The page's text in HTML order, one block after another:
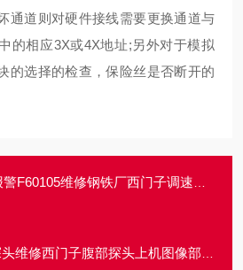
通道则对硬件接线需要更换通道与
的相应3X或4X地址;另外对于模拟
的选择的检查，保险丝是否断开的
维修钢铁厂西门子调速器6RA80报警F60105修理
修西门子腹部探头上机图像部分区域有暗道修理